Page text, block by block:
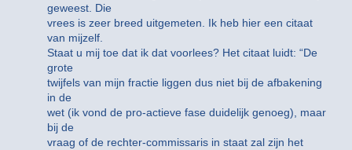
geweest. Die
vrees is zeer breed uitgemeten. Ik heb hier een citaat
van mijzelf.
Staat u mij toe dat ik dat voorlees? Het citaat luidt: “De
grote
twijfels van mijn fractie liggen dus niet bij de afbakening
in de
wet (ik vond de pro-actieve fase duidelijk genoeg), maar
bij de
vraag of de rechter-commissaris in staat zal zijn het